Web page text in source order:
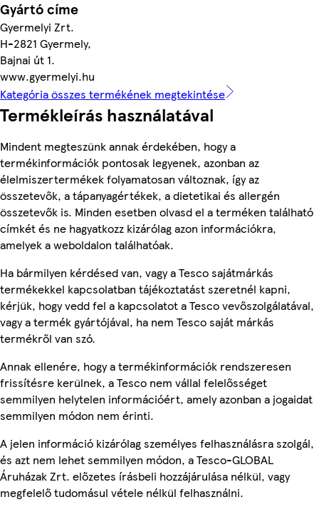
Gyártó címe
Gyermelyi Zrt.
H-2821 Gyermely,
Bajnai út 1.
www.gyermelyi.hu
Kategória összes termékének megtekintése
Termékleírás használatával
Mindent megteszünk annak érdekében, hogy a
termékinformációk pontosak legyenek, azonban az
élelmiszertermékek folyamatosan változnak, így az
összetevők, a tápanyagértékek, a dietetikai és allergén
összetevők is. Minden esetben olvasd el a terméken található
címkét és ne hagyatkozz kizárólag azon információkra,
amelyek a weboldalon találhatóak.
Ha bármilyen kérdésed van, vagy a Tesco sajátmárkás
termékekkel kapcsolatban tájékoztatást szeretnél kapni,
kérjük, hogy vedd fel a kapcsolatot a Tesco vevőszolgálatával,
vagy a termék gyártójával, ha nem Tesco saját márkás
termékről van szó.
Annak ellenére, hogy a termékinformációk rendszeresen
frissítésre kerülnek, a Tesco nem vállal felelősséget
semmilyen helytelen információért, amely azonban a jogaidat
semmilyen módon nem érinti.
A jelen információ kizárólag személyes felhasználásra szolgál,
és azt nem lehet semmilyen módon, a Tesco-GLOBAL
Áruházak Zrt. előzetes írásbeli hozzájárulása nélkül, vagy
megfelelő tudomásul vétele nélkül felhasználni.